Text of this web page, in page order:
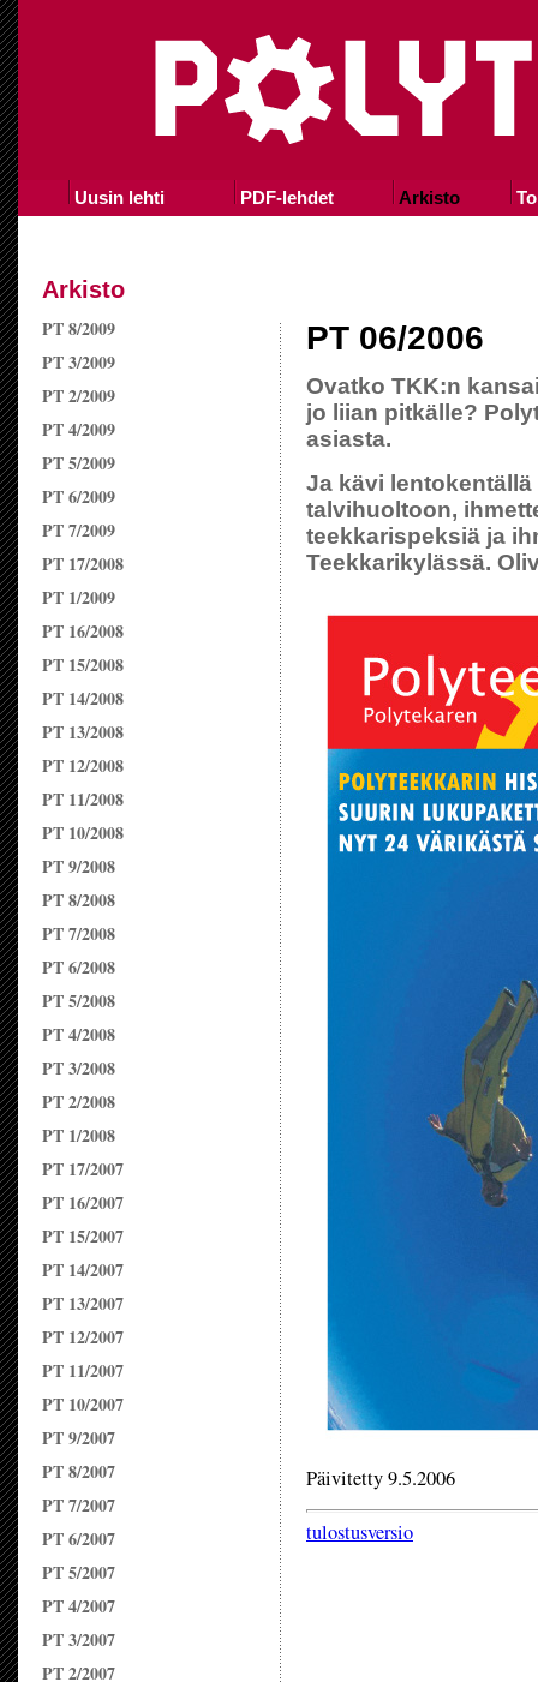
Uusin lehti PDF-lehdet Arkisto
Arkisto
PT 8/2009
PT 3/2009
PT 2/2009
PT 4/2009
PT 5/2009
PT 6/2009
PT 7/2009
PT 17/2008
PT 1/2009
PT 16/2008
PT 15/2008
PT 14/2008
PT 13/2008
PT 12/2008
PT 11/2008
PT 10/2008
PT 9/2008
PT 8/2008
PT 7/2008
PT 6/2008
PT 5/2008
PT 4/2008
PT 3/2008
PT 2/2008
PT 1/2008
PT 17/2007
PT 16/2007
PT 15/2007
PT 14/2007
PT 13/2007
PT 12/2007
PT 11/2007
PT 10/2007
PT 9/2007
PT 8/2007
PT 7/2007
PT 6/2007
PT 5/2007
PT 4/2007
PT 3/2007
PT 2/2007
PT 06/2006
Ovatko TKK:n
jo liian pitkälle?
asiasta.
Ja kävi
talvihuoltoon,
teekkarispeksiä ja
Teekkarikylässä.
Päivitetty 9.5.2006
tulostusversio